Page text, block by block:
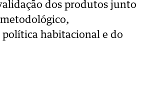
dos produtos junto
habitacional e do